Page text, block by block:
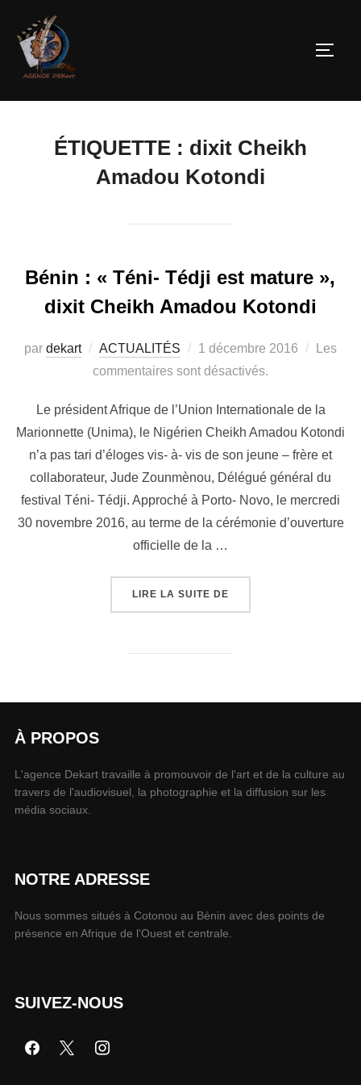
ÉTIQUETTE : dixit Cheikh
Amadou Kotondi
Bénin : « Téni- Tédji est mature »,
dixit Cheikh Amadou Kotondi
par dekart ACTUALITÉS 1 décembre 2016
Les
commentaires sont désactivés.
Le président Afrique de l’Union Internationale de la
Marionnette (Unima), le Nigérien Cheikh Amadou Kotondi
n’a pas tari d’éloges vis- à- vis de son jeune – frère et
collaborateur, Jude Zounmènou, Délégué général du
festival Téni- Tédji. Approché à Porto- Novo, le mercredi
30 novembre 2016, au terme de la cérémonie d’ouverture
officielle de la …
LIRE LA SUITE DE
À PROPOS
L'agence Dekart travaille à promouvoir de l'art et de la culture au
travers de l'audiovisuel, la photographie et la diffusion sur les
média sociaux.
NOTRE ADRESSE
Nous sommes situés à Cotonou au Bénin avec des points de
présence en Afrique de l'Ouest et centrale.
SUIVEZ-NOUS